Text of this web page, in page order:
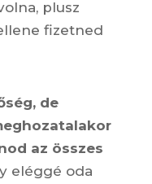
plusz
fizetned
de
az összes
eléggé oda